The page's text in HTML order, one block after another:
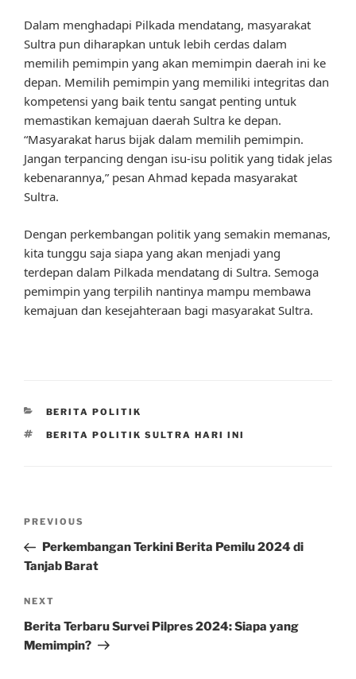
Dalam menghadapi Pilkada mendatang, masyarakat
Sultra pun diharapkan untuk lebih cerdas dalam
memilih pemimpin yang akan memimpin daerah ini ke
depan. Memilih pemimpin yang memiliki integritas dan
kompetensi yang baik tentu sangat penting untuk
memastikan kemajuan daerah Sultra ke depan.
“Masyarakat harus bijak dalam memilih pemimpin.
Jangan terpancing dengan isu-isu politik yang tidak jelas
kebenarannya,” pesan Ahmad kepada masyarakat
Sultra.
Dengan perkembangan politik yang semakin memanas,
kita tunggu saja siapa yang akan menjadi yang
terdepan dalam Pilkada mendatang di Sultra. Semoga
pemimpin yang terpilih nantinya mampu membawa
kemajuan dan kesejahteraan bagi masyarakat Sultra.
CATEGORIES
BERITA POLITIK
TAGS
BERITA POLITIK SULTRA HARI INI
Previous
Post
PREVIOUS
Perkembangan Terkini Berita Pemilu 2024 di
Tanjab Barat
Next
Post
NEXT
Berita Terbaru Survei Pilpres 2024: Siapa yang
Memimpin?